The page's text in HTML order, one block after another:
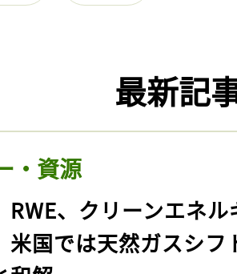
最新記
・資源
RWE、クリーンエネ
米国では天然ガスシフ